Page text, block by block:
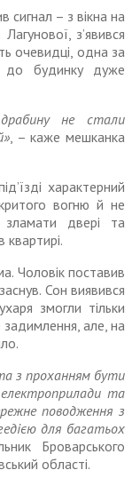
– з вікна на
з’явився
очевидці, одна за
до будинку дуже
не стали
, – каже мешканка
характерний
вогню й не
двері та
Чоловік поставив
Сон виявився
змогли тільки
задимлення, але, на
з проханням бути
та
поводження з
для багатьох
Броварського
області.